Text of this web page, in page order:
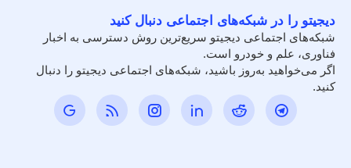
دیجیتو را در شبکه‌های اجتماعی دنبال کنید
شبکه‌های اجتماعی دیجیتو سریع‌ترین روش دسترسی به اخبار
فناوری، علم و خودرو است.
اگر می‌خواهید به‌روز باشید، شبکه‌های اجتماعی دیجیتو را دنبال
کنید.